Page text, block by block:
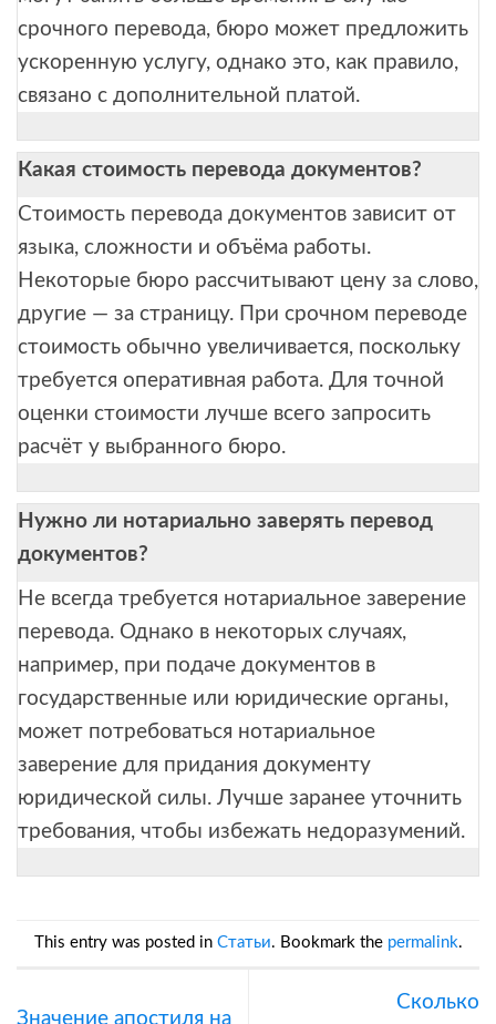
срочного перевода, бюро может предложить
ускоренную услугу, однако это, как правило,
связано с дополнительной платой.
Какая стоимость перевода документов?
Стоимость перевода документов зависит от
языка, сложности и объёма работы.
Некоторые бюро рассчитывают цену за слово,
другие — за страницу. При срочном переводе
стоимость обычно увеличивается, поскольку
требуется оперативная работа. Для точной
оценки стоимости лучше всего запросить
расчёт у выбранного бюро.
Нужно ли нотариально заверять перевод
документов?
Не всегда требуется нотариальное заверение
перевода. Однако в некоторых случаях,
например, при подаче документов в
государственные или юридические органы,
может потребоваться нотариальное
заверение для придания документу
юридической силы. Лучше заранее уточнить
требования, чтобы избежать недоразумений.
This entry was posted in Статьи. Bookmark the permalink.
Значение апостиля на
Сколько